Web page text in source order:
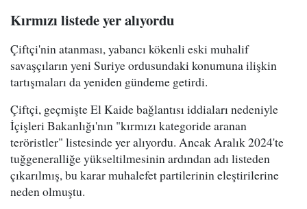
Kırmızı listede yer alıyordu
Çiftçi'nin atanması, yabancı kökenli eski muhalif
savaşçıların yeni Suriye ordusundaki konumuna ilişkin
tartışmaları da yeniden gündeme getirdi.
Çiftçi, geçmişte El Kaide bağlantısı iddiaları nedeniyle
İçişleri Bakanlığı'nın "kırmızı kategoride aranan
teröristler" listesinde yer alıyordu. Ancak Aralık 2024'te
tuğgeneralliğe yükseltilmesinin ardından adı listeden
çıkarılmış, bu karar muhalefet partilerinin eleştirilerine
neden olmuştu.